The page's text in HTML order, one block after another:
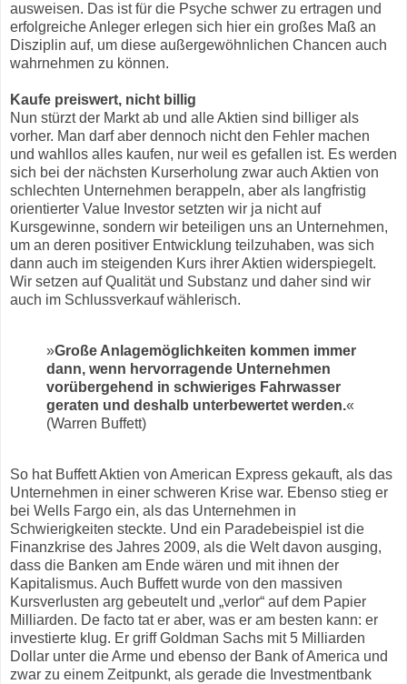
ausweisen. Das ist für die Psyche schwer zu ertragen und
erfolgreiche Anleger erlegen sich hier ein großes Maß an
Disziplin auf, um diese außergewöhnlichen Chancen auch
wahrnehmen zu können.
Kaufe preiswert, nicht billig
Nun stürzt der Markt ab und alle Aktien sind billiger als
vorher. Man darf aber dennoch nicht den Fehler machen
und wahllos alles kaufen, nur weil es gefallen ist. Es werden
sich bei der nächsten Kurserholung zwar auch Aktien von
schlechten Unternehmen berappeln, aber als langfristig
orientierter Value Investor setzten wir ja nicht auf
Kursgewinne, sondern wir beteiligen uns an Unternehmen,
um an deren positiver Entwicklung teilzuhaben, was sich
dann auch im steigenden Kurs ihrer Aktien widerspiegelt.
Wir setzen auf Qualität und Substanz und daher sind wir
auch im Schlussverkauf wählerisch.
»Große Anlagemöglichkeiten kommen immer
dann, wenn hervorragende Unternehmen
vorübergehend in schwieriges Fahrwasser
geraten und deshalb unterbewertet werden.«
(Warren Buffett)
So hat Buffett Aktien von American Express gekauft, als das
Unternehmen in einer schweren Krise war. Ebenso stieg er
bei Wells Fargo ein, als das Unternehmen in
Schwierigkeiten steckte. Und ein Paradebeispiel ist die
Finanzkrise des Jahres 2009, als die Welt davon ausging,
dass die Banken am Ende wären und mit ihnen der
Kapitalismus. Auch Buffett wurde von den massiven
Kursverlusten arg gebeutelt und „verlor“ auf dem Papier
Milliarden. De facto tat er aber, was er am besten kann: er
investierte klug. Er griff Goldman Sachs mit 5 Milliarden
Dollar unter die Arme und ebenso der Bank of America und
zwar zu einem Zeitpunkt, als gerade die Investmentbank